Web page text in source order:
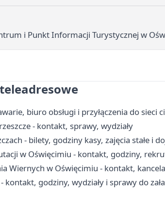
i Punkt Informacji Turystycznej w
biuro obsługi i przyłączenia do sieci
- kontakt, sprawy, wydziały
- bilety, godziny kasy, zajęcia stałe i
w Oświęcimiu - kontakt, godziny,
Wiernych w Oświęcimiu - kontakt,
kontakt, godziny, wydziały i sprawy do